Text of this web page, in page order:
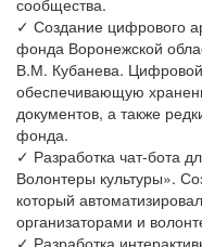
✓ Создание цифрового
фонда Воронежской
В.М. Кубанева. Цифровой
обеспечивающую
документов, а также
фонда.
✓ Разработка чат-бота
Волонтеры культуры».
который
организаторами и
✓ Разработка